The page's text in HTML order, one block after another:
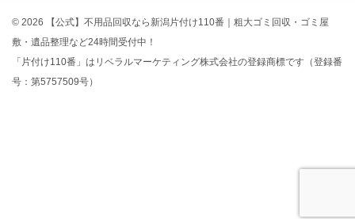
© 2026 【公式】不用品回収なら新潟片付け110番｜粗大ゴミ回収・ゴミ屋
敷・遺品整理など24時間受付中！
「片付け110番」はリベラルマーケティング株式会社の登録商標です（登録番
号：第5757509号）